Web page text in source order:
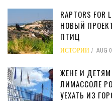
RAPTORS
НОВЫЙ
ПТИЦ
ИСТОРИИ AUG
ЖЕНЕ И
ЛИМАССОЛЕ
УЕХАТЬ ИЗ